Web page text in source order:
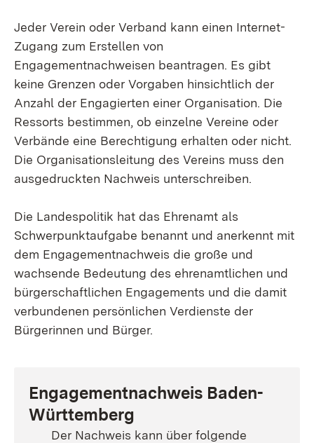
Jeder Verein oder Verband kann einen Internet-
Zugang zum Erstellen von
Engagementnachweisen beantragen. Es gibt
keine Grenzen oder Vorgaben hinsichtlich der
Anzahl der Engagierten einer Organisation. Die
Ressorts bestimmen, ob einzelne Vereine oder
Verbände eine Berechtigung erhalten oder nicht.
Die Organisationsleitung des Vereins muss den
ausgedruckten Nachweis unterschreiben.
Die Landespolitik hat das Ehrenamt als
Schwerpunktaufgabe benannt und anerkennt mit
dem Engagementnachweis die große und
wachsende Bedeutung des ehrenamtlichen und
bürgerschaftlichen Engagements und die damit
verbundenen persönlichen Verdienste der
Bürgerinnen und Bürger.
Engagementnachweis Baden-
Württemberg
Der Nachweis kann über folgende